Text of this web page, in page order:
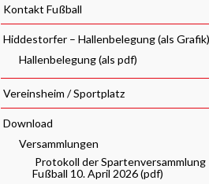
Kontakt Fußball
Hiddestorfer – Hallenbelegung (als Grafik)
Hallenbelegung (als pdf)
Vereinsheim / Sportplatz
Download
Versammlungen
Protokoll der Spartenversammlung
Fußball 10. April 2026 (pdf)